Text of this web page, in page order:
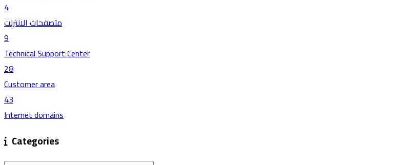
4
متصفحات الانترنت
9
Technical Support Center
28
Customer area
43
Internet domains
Categories